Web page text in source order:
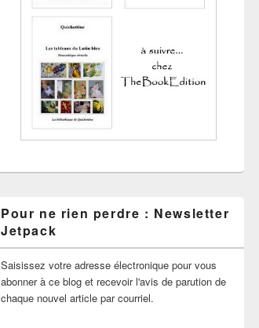
Pour ne rien perdre : Newsletter
Jetpack
Saisissez votre adresse électronique pour vous
abonner à ce blog et recevoir l'avis de parution de
chaque nouvel article par courriel.